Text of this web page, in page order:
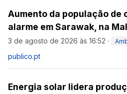
Aumento da população de
alarme em Sarawak, na
3 de agosto de 2026 às 16:52 ·
publico.pt
Energia solar lidera